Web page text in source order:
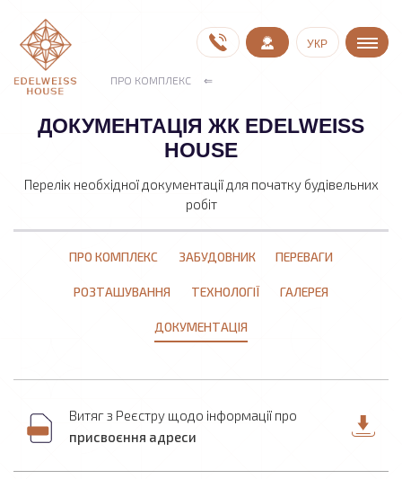
УКР
ПРО КОМПЛЕКС
ДОКУМЕНТАЦІЯ ЖК EDELWEISS
HOUSE
Перелік необхідної документації для початку будівельних
робіт
ПРО КОМПЛЕКС ЗАБУДОВНИК ПЕРЕВАГИ
РОЗТАШУВАННЯ ТЕХНОЛОГІЇ ГАЛЕРЕЯ
ДОКУМЕНТАЦІЯ
Витяг з Реєстру щодо інформації про
присвоєння адреси